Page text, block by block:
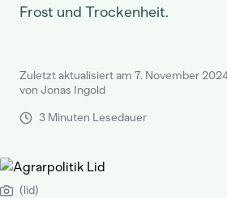
Frost und Trockenheit.
Zuletzt aktualisiert am 7. November
von Jonas Ingold
3 Minuten Lesedauer
(lid)